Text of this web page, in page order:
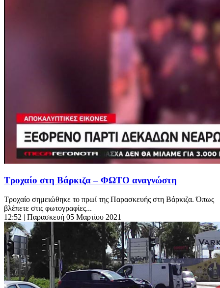
Τροχαίο στη Βάρκιζα – ΦΩΤΟ αναγνώστη
Τροχαίο σημειώθηκε το πρωί της Παρασκευής στη Βάρκιζα. Όπως
βλέπετε στις φωτογραφίες...
12:52 | Παρασκευή 05 Μαρτίου 2021